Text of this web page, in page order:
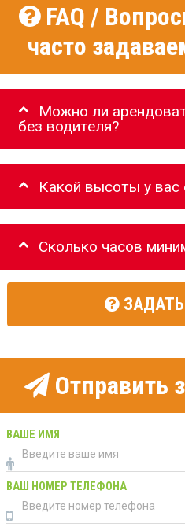
FAQ /
часто
Можно ли
без водителя?
Какой высоты у
Сколько часов
Отправить
ВАШЕ ИМЯ
ВАШ НОМЕР ТЕЛЕФОНА